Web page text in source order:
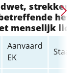
het
menselijk
Aanvaard
EK